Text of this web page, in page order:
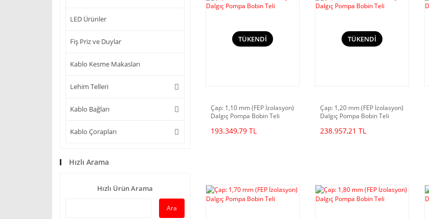
LED Ürünler
Fiş Priz ve Duylar
Kablo Kesme Makasları
Lehim Telleri
Kablo Bağları
Kablo Çorapları
Hızlı Arama
Hızlı Ürün Arama
Ara
TÜKENDİ
Çap: 1,10 mm (FEP İzolasyon)
Dalgıç Pompa Bobin Teli
193.349,79 TL
TÜKENDİ
Çap: 1,20 mm (FEP İzolasyon)
Dalgıç Pompa Bobin Teli
238.957,21 TL